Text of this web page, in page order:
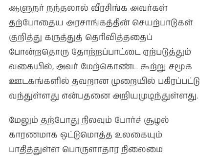
ஆளுநர் நந்தலால் வீரசிங்க அவர்கள்
தற்போதைய அரசாங்கத்தின் செயற்பாடுகள்
குறித்து கருத்துத் தெரிவித்ததைப்
போன்றதொரு தோற்றப்பாட்டை ஏற்படுத்தும்
வகையில், அவர் மேற்கொண்ட கூற்று சமூக
ஊடகங்களில் தவறான முறையில் பகிரப்பட்டு
வந்துள்ளது என்பதனை அறியமுடிந்துள்ளது.
மேலும் தற்போது நிலவும் போர்ச் சூழல்
காரணமாக ஒட்டுமொத்த உலகையும்
பாதித்துள்ள பொருளாதார நிலைமை